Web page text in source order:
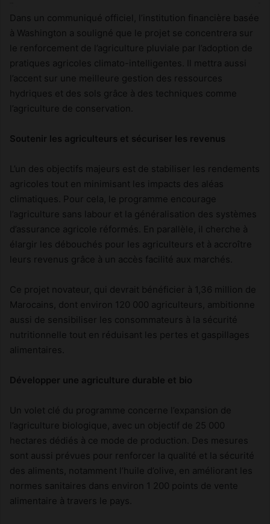
Dans un communiqué officiel, l’institution financière basée
à Washington a souligné que le projet se concentrera sur
le renforcement de l’agriculture pluviale par l’adoption de
pratiques agricoles climato-intelligentes. Il mettra aussi
l’accent sur une meilleure gestion des ressources
hydriques et des sols grâce à des techniques comme
l’agriculture de conservation.
Soutenir les agriculteurs et sécuriser les revenus
L’un des objectifs majeurs est de stabiliser les rendements
agricoles tout en minimisant les impacts des aléas
climatiques. Pour cela, le programme encourage
l’agriculture sans labour et la généralisation des systèmes
d’assurance agricole réformés. En parallèle, il cherche à
élargir les débouchés pour les agriculteurs et à accroître
leurs revenus grâce à un accès facilité aux marchés.
Ce projet novateur, qui devrait bénéficier à 1,36 million de
Marocains, dont environ 120 000 agriculteurs, ambitionne
aussi de sensibiliser les consommateurs à la sécurité
nutritionnelle tout en réduisant les pertes et gaspillages
alimentaires.
Développer une agriculture durable et bio
Un volet clé du programme concerne l’expansion de
l’agriculture biologique, avec un objectif de 25 000
hectares dédiés à ce mode de production. Des mesures
sont aussi prévues pour renforcer la qualité et la sécurité
des aliments, notamment l’huile d’olive, en améliorant les
normes sanitaires dans environ 1 200 points de vente
alimentaire à travers le pays.